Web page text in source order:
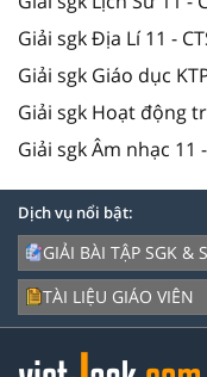
Giải sgk Địa Lí 11 -
Giải sgk Giáo dục
Giải sgk Hoạt động
Giải sgk Âm nhạc 11
Dịch vụ nổi bật:
GIẢI BÀI TẬP SGK &
TÀI LIỆU GIÁO VIÊN